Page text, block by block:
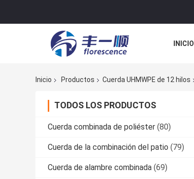
INICIO
Inicio
Productos Cuerda UHMWPE de 12 hilos
TODOS LOS PRODUCTOS
Cuerda combinada de poliéster (80)
Cuerda de la combinación del patio (79)
Cuerda de alambre combinada (69)